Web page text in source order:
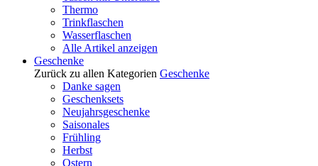
Thermo
Trinkflaschen
Wasserflaschen
Alle Artikel anzeigen
Geschenke
Zurück zu allen Kategorien Geschenke
Danke sagen
Geschenksets
Neujahrsgeschenke
Saisonales
Frühling
Herbst
Ostern